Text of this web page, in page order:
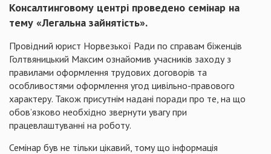
Консалтинговому центрі проведено семінар на
тему «Легальна зайнятість».
Провідний юрист Норвезької Ради по справам біженців
Голтвяницький Максим ознайомив учасників заходу з
правилами оформлення трудових договорів та
особливостями оформлення угод цивільно-правового
характеру. Також присутнім надані поради про те, на що
обов’язково необхідно звернути увагу при
працевлаштуванні на роботу.
Семінар був не тільки цікавий, тому що інформація